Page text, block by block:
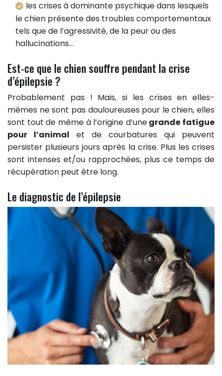
les crises à dominante psychique dans lesquels
le chien présente des troubles comportementaux
tels que de l’agressivité, de la peur ou des
hallucinations…
Est-ce que le chien souffre pendant la crise
d’épilepsie ?
Probablement pas ! Mais, si les crises en elles-
mêmes ne sont pas douloureuses pour le chien, elles
sont tout de même à l’origine d’unegrande fatigue
pour l’animal et de courbatures qui peuvent
persister plusieurs jours après la crise. Plus les crises
sont intenses et/ou rapprochées, plus ce temps de
récupération peut être long.
Le diagnostic de l’épilepsie